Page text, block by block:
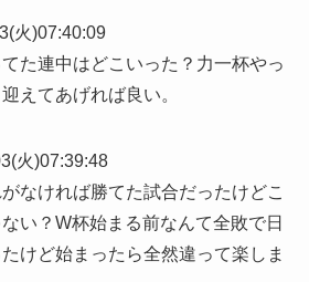
火)07:40:09
た連中はどこいった？力一杯やっ
えてあげれば良い。
火)07:39:48
なければ勝てた試合だったけどこ
い？W杯始まる前なんて全敗で日
けど始まったら全然違って楽しま